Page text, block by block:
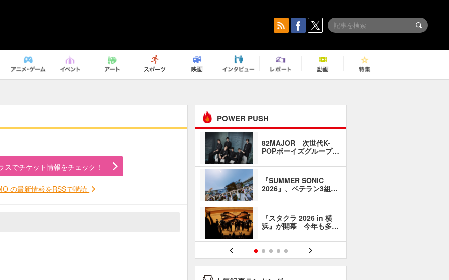
スでチケット情報をチェック！
の最新情報をRSSで購読
POWER PUSH
82MAJOR 次世代K-
POPボーイズグループ…
『SUMMER SONIC
2026』、ベテラン3組…
『スタクラ 2026 in 横
浜』が開幕 今年も多…